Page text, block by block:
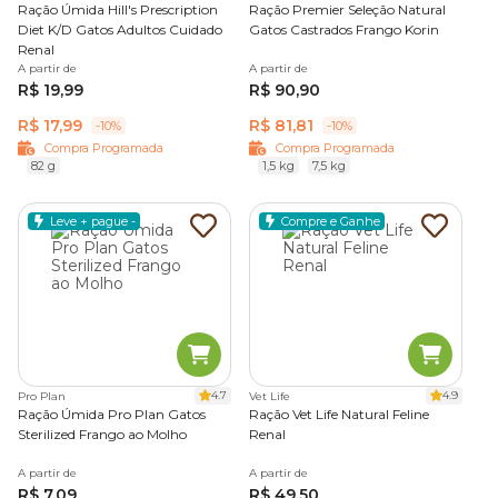
simples e com bom
custo-benefício
Premium
Ricas em proteínas de
vegetal, com sódio,
conservantes e
Matisse,
Premium
Especial
Boa qualidade
nutricional com preço
mais acessível
GoldeN,
GranPlus,
Alta digestibilidade,
proteína animal nobre
e nutrientes
funcionais
Royal Canin,
Premier,
Premium
Ingredientes naturais,
sem corantes ou
Ração Úmida Hill's Prescription
Diet K/D Gatos Adultos Cuidado
Renal
A partir de
R$ 19,99
R$ 17,99
-10%
Compra Programada
82 g
Ração Premier Seleção Natural
Gatos Castrados Frango Korin
A partir de
R$ 90,90
R$ 81,81
-10%
Compra Programada
1,5 kg
7,5 kg
Leve + pague -
Pro Plan 4.7
Ração Úmida Pro Plan Gatos
Sterilized Frango ao Molho
A partir de
Compre e Ganhe
Vet Life 4.9
Ração Vet Life Natural Feline
Renal
A partir de